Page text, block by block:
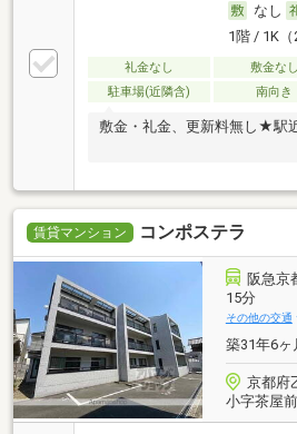
なし
1階 / 1K（
礼金なし 敷金なし
駐車場(近隣含)
南向き
敷金・礼金、更新料無し★
賃貸マンション コンポステラ
阪急京
15分
その他の交通
築31年6ヶ
京都府
小字茶屋前